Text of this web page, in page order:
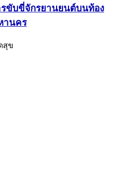
ขับขี่จักรยานยนต์บนท้อง
านคร
สุข